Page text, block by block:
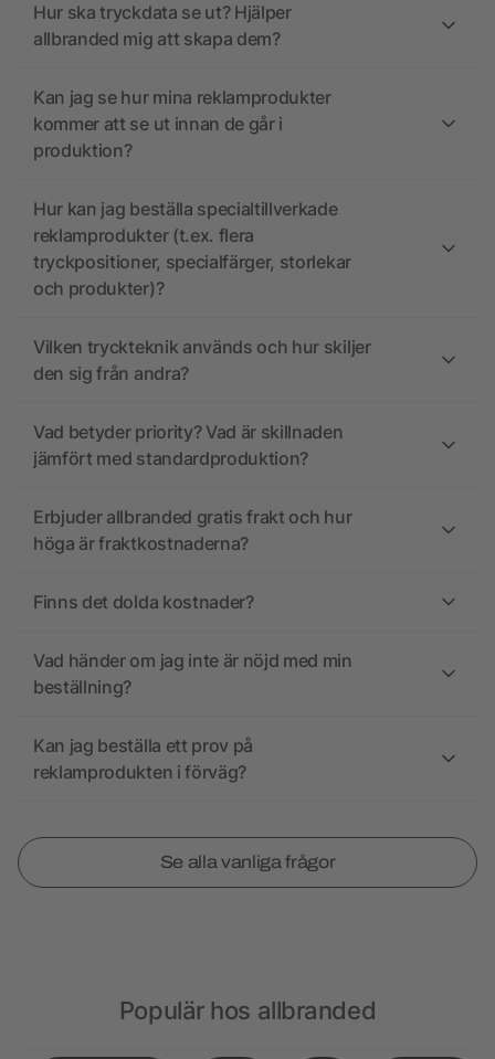
Hur ska tryckdata se ut? Hjälper
allbranded mig att skapa dem?
Kan jag se hur mina reklamprodukter
kommer att se ut innan de går i
produktion?
Hur kan jag beställa specialtillverkade
reklamprodukter (t.ex. flera
tryckpositioner, specialfärger, storlekar
och produkter)?
Vilken tryckteknik används och hur skiljer
den sig från andra?
Vad betyder priority? Vad är skillnaden
jämfört med standardproduktion?
Erbjuder allbranded gratis frakt och hur
höga är fraktkostnaderna?
Finns det dolda kostnader?
Vad händer om jag inte är nöjd med min
beställning?
Kan jag beställa ett prov på
reklamprodukten i förväg?
Se alla vanliga frågor
Populär hos allbranded